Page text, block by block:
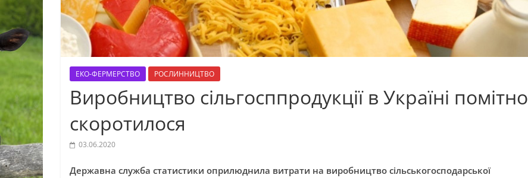
ЕКО-ФЕРМЕРСТВО РОСЛИННИЦТВО
Виробництво сільгосппродукції в Україні помітно
скоротилося
03.06.2020
Державна служба статистики оприлюднила витрати на виробництво сільськогосподарської